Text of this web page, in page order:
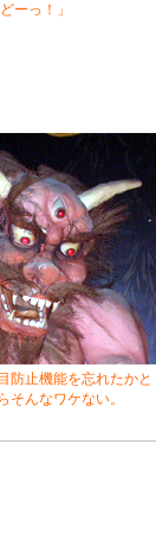
ーっ！」
防止機能を忘れたかと
そんなワケない。